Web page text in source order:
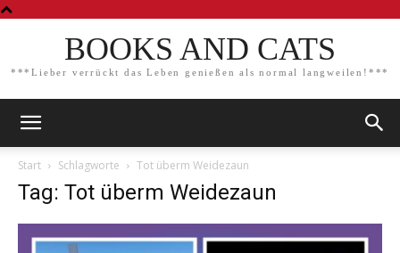
BOOKS AND CATS
***Lieber verrückt das Leben genießen als normal langweilen!***
Start Schlagworte Tot überm Weidezaun
Tag: Tot überm Weidezaun